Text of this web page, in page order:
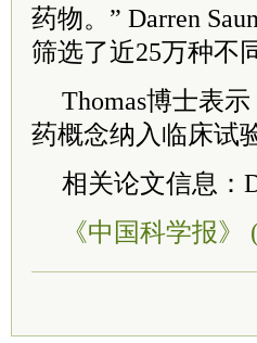
药物。” Darren
筛选了近25万种不
Thomas博士表
药概念纳入临床试
相关论文信息：
《中国科学报》